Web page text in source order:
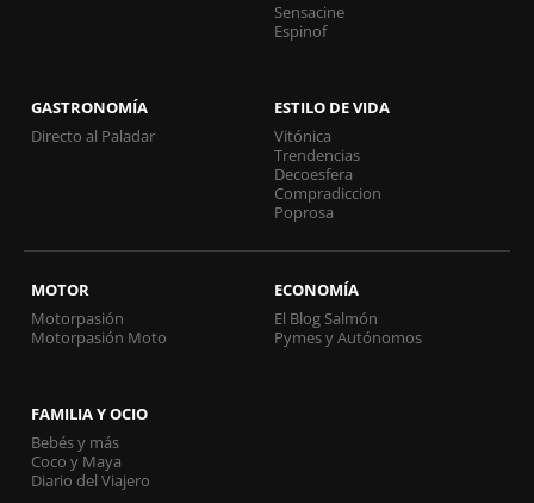
Sensacine
Espinof
GASTRONOMÍA
Directo al Paladar
ESTILO DE VIDA
Vitónica
Trendencias
Decoesfera
Compradiccion
Poprosa
MOTOR
Motorpasión
Motorpasión Moto
ECONOMÍA
El Blog Salmón
Pymes y Autónomos
FAMILIA Y OCIO
Bebés y más
Coco y Maya
Diario del Viajero